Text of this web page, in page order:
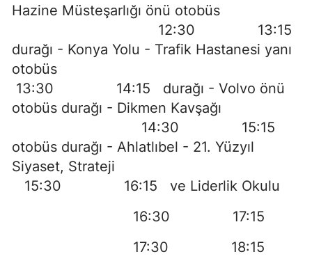
Hazine Müsteşarlığı önü otobüs
12:30 13:15
durağı - Konya Yolu - Trafik Hastanesi yanı
otobüs
13:30 14:15 durağı - Volvo önü
otobüs durağı - Dikmen Kavşağı
14:30 15:15
otobüs durağı - Ahlatlıbel - 21. Yüzyıl
Siyaset, Strateji
15:30 16:15 ve Liderlik Okulu
16:30 17:15
17:30 18:15